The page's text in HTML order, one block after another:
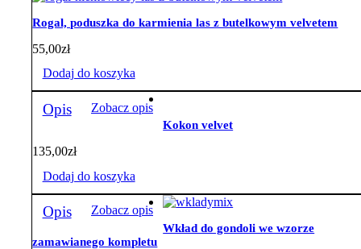
Rogal, poduszka do karmienia las z butelkowym velvetem
55,00zł
Dodaj do koszyka
Opis Zobacz opis
Kokon velvet
135,00zł
Dodaj do koszyka
Opis Zobacz opis
Wkład do gondoli we wzorze
zamawianego kompletu